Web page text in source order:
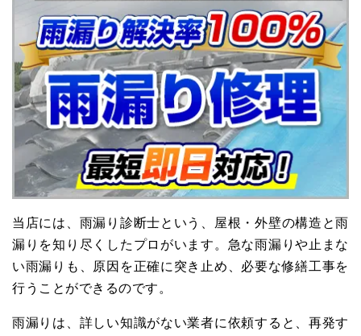
当店には、⾬漏り診断⼠という、屋根・外壁の構造と⾬
漏りを知り尽くしたプロがいます。急な⾬漏りや⽌まな
い⾬漏りも、原因を正確に突き⽌め、必要な修繕⼯事を
⾏うことができるのです。
⾬漏りは、詳しい知識がない業者に依頼すると、再発す